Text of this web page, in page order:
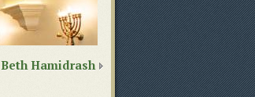
Beth Hamidrash